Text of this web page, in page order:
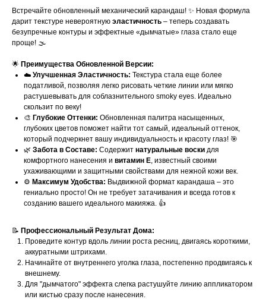
Встречайте обновленный механический карандаш! ✨ Новая формула
дарит текстуре невероятную эластичность – теперь создавать
безупречные контуры и эффектные «дымчатые» глаза стало еще
проще! 🌫️
🌟 Преимущества Обновленной Версии:
☁️ Улучшенная Эластичность: Текстура стала еще более
податливой, позволяя легко рисовать четкие линии или мягко
растушевывать для соблазнительного smoky eyes. Идеально
скользит по веку!
🎨 Глубокие Оттенки: Обновленная палитра насыщенных,
глубоких цветов поможет найти тот самый, идеальный оттенок,
который подчеркнет вашу индивидуальность и красоту глаз! 🎯
🌿 Забота в Составе: Содержит натуральные воски для
комфортного нанесения и витамин Е, известный своими
ухаживающими и защитными свойствами для нежной кожи век.
⚙️ Максимум Удобства: Выдвижной формат карандаша – это
гениально просто! Он не требует затачивания и всегда готов к
созданию вашего идеального макияжа. 👍
📝 Профессиональный Результат Дома:
Проведите контур вдоль линии роста ресниц, двигаясь короткими,
аккуратными штрихами.
Начинайте от внутреннего уголка глаза, постепенно продвигаясь к
внешнему.
Для "дымчатого" эффекта слегка растушуйте линию аппликатором
или кистью сразу после нанесения.